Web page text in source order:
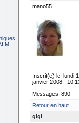
mano55
Inscrit(e) le: lundi
janvier 2008 -
Messages: 890
Retour en haut
gigi